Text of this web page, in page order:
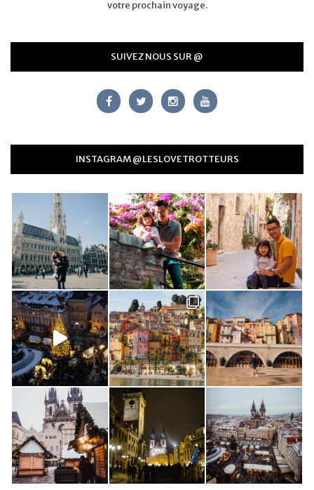
votre prochain voyage.
SUIVEZ NOUS SUR @
INSTAGRAM @LESLOVETROTTEURS